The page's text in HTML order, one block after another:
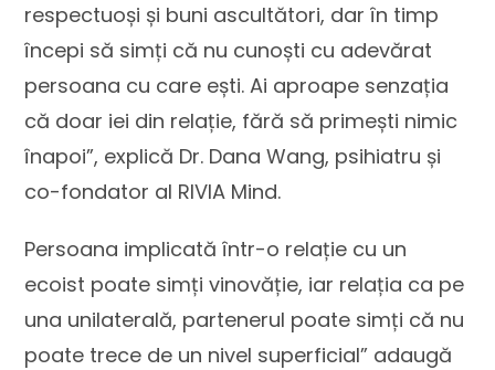
respectuoși și buni ascultători, dar în timp
începi să simți că nu cunoști cu adevărat
persoana cu care ești. Ai aproape senzația
că doar iei din relație, fără să primești nimic
înapoi”, explică Dr. Dana Wang, psihiatru și
co-fondator al RIVIA Mind.
Persoana implicată într-o relație cu un
ecoist poate simți vinovăție, iar relația ca pe
una unilaterală, partenerul poate simți că nu
poate trece de un nivel superficial” adaugă